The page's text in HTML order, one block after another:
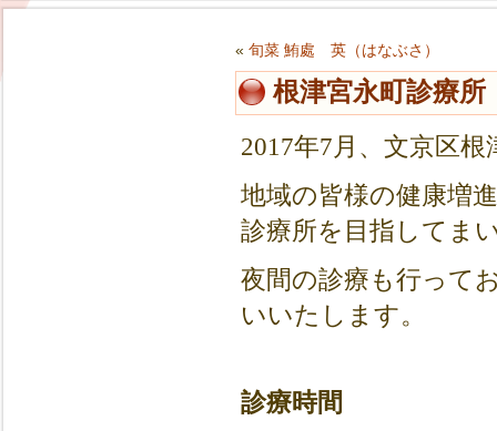
« 旬菜 鮪處 英（はなぶさ）
根津宮永町診療所
2017年7月、文京区
地域の皆様の健康増
診療所を目指してま
夜間の診療も行って
いいたします。
診療時間